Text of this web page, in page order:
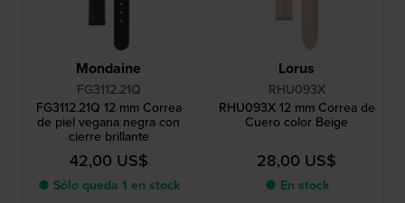
Mondaine
FG3112.21Q
FG3112.21Q 12 mm Correa
de piel vegana negra con
cierre brillante
42,00 US$
● Sólo queda 1 en stock
Lorus
RHU093X
RHU093X 12 mm Correa de
Cuero color Beige
28,00 US$
● En stock